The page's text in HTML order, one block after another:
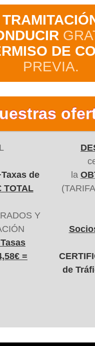
DE
PREVIA.
de
TOTAL
Y
=
la
de